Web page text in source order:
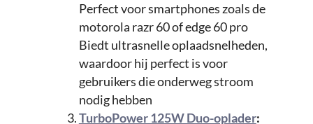
Perfect voor smartphones zoals de
motorola razr 60 of edge 60 pro
Biedt ultrasnelle oplaadsnelheden,
waardoor hij perfect is voor
gebruikers die onderweg stroom
nodig hebben
TurboPower 125W Duo-oplader: